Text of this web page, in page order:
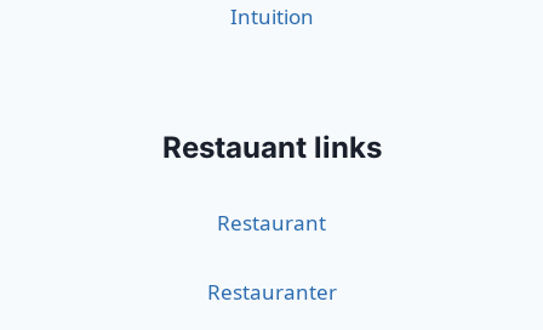
Intuition
Restauant links
Restaurant
Restauranter